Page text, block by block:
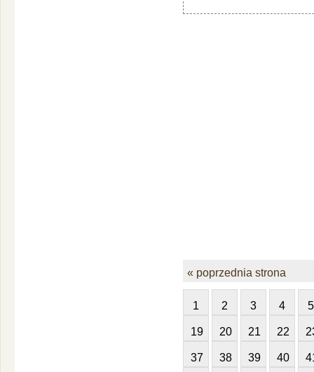
« poprzednia strona
1 2 3 4 5
19 20 21 22
37 38 39 40